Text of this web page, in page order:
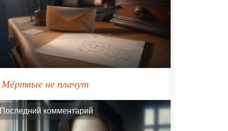
Мёртвые не плачут
Последний комментарий